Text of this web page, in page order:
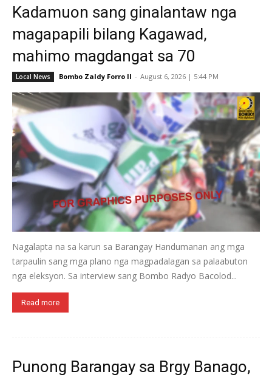
Kadamuon sang ginalantaw nga
magapapili bilang Kagawad,
mahimo magdangat sa 70
Local News Bombo Zaldy Forro II - August 6, 2026 | 5:44 PM
Nagalapta na sa karun sa Barangay Handumanan ang mga
tarpaulin sang mga plano nga magpadalagan sa palaabuton
nga eleksyon. Sa interview sang Bombo Radyo Bacolod...
Read more
Punong Barangay sa Brgy Banago,